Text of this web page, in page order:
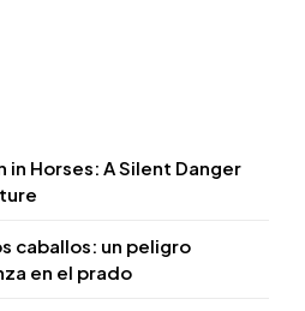
in Horses: A Silent Danger
caballos: un peligro
en el prado